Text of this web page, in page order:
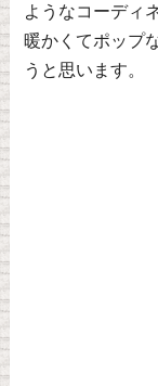
ようなコーディ
暖かくてポップ
うと思います。